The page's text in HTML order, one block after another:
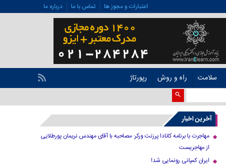
اعتبارات و مجوز ها تماس با ما درباره ما
سلامت راه و روش رپورتاژ
آخرین اخبار
مهاجرت با برنامه کانادا پرزنت ورکر: مصاحبه با آقای مهندس نریمان پورطلایی
از مهاجریست
ایران کمپانی رونمایی شد!